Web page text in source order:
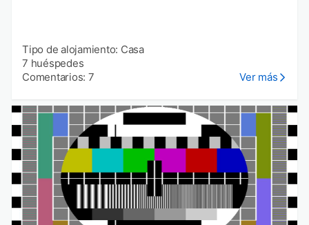
Tipo de alojamiento: Casa
7 huéspedes
Comentarios: 7
Ver más